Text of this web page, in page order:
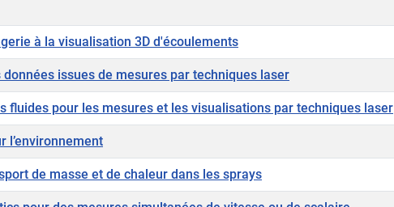
à la visualisation 3D d'écoulements
issues de mesures par techniques laser
fluides pour les mesures et les visualisations par techniques laser
l’environnement
de masse et de chaleur dans les sprays